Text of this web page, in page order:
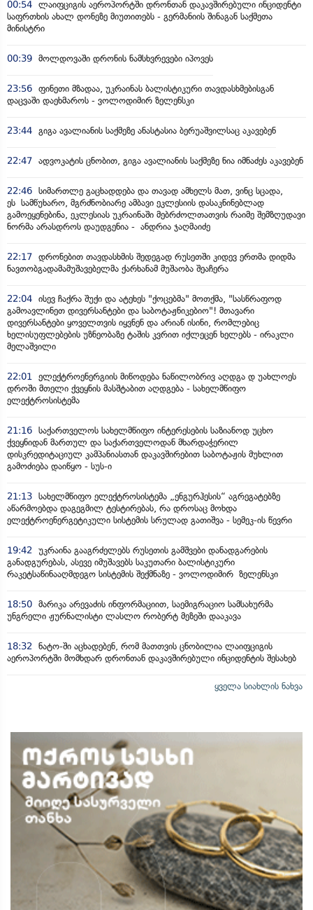
00:54 ლაიფციგის აეროპორტში დრონთან დაკავშირებული ინციდენტი
საფრთხის ახალ დონეზე მიუთითებს - გერმანიის შინაგან საქმეთა
მინისტრი
00:39 მოლდოვაში დრონის ნამსხვრევები იპოვეს
23:56 ფინეთი მზადაა, უკრაინას ბალისტიკური თავდასხმებისგან
დაცვაში დაეხმაროს - ვოლოდიმირ ზელენსკი
23:44 გიგა ავალიანის საქმეზე ანასტასია ბერუაშვილსაც აკავებენ
22:47 ადვოკატის ცნობით, გიგა ავალიანის საქმეზე ნია იმნაძეს აკავებენ
22:46 სიმართლე გაცხადდება და თავად ამხელს მათ, ვინც სცადა,
ეს სამწუხარო, მგრძნობიარე ამბავი ეკლესიის დასაკნინებლად
გამოეყენებინა, ეკლესიას უკრაინაში მებრძოლთათვის რაიმე შემზღუდავი
ნორმა არასდროს დაუდგენია - ანდრია ჯაღმაიძე
22:17 დრონებით თავდასხმის შედეგად რუსეთში კიდევ ერთმა დიდმა
ნავთობგადამამუშავებელმა ქარხანამ მუშაობა შეაჩერა
22:04 ისევ ჩაქრა შუქი და ატეხეს "ქოცებმა" მოთქმა, "სასწრაფოდ
გამოავლინეთ დივერსანტები და საბოტაჟნიკებიო"! მთავარი
დივერსანტები ყოველთვის იყვნენ და არიან ისინი, რომლებიც
ხელისუფლებების უზნეობაზე ტაშის კვრით იქლეცენ ხელებს - ირაკლი
მელაშვილი
22:01
ელექტროენერგიის მიწოდება ნაწილობრივ აღდგა დ უახლოეს
დროში მთელი ქვეყნის მასშტაბით აღდგება - სახელმწიფო
ელექტროსისტემა
21:16 საქართველოს სახელმწიფო ინტერესების საზიანოდ უცხო
ქვეყნიდან მართულ და საქართველოდან მხარდაჭერილ
დისკრედიტაციულ კამპანიასთან დაკავშირებით საბოტაჟის მუხლით
გამოძიება დაიწყო - სუს-ი
21:13 სახელმწიფო ელექტროსისტემა „ენგურჰესის“ აგრეგატებზე
აწარმოებდა დაგეგმილ ტესტირებას, რა დროსაც მოხდა
ელექტროენერგეტიკული სისტემის სრულად გათიშვა - სემეკ-ის წევრი
19:42
უკრაინა გააგრძელებს რუსეთის გამშვები დანადგარების
განადგურებას, ასევე იმუშავებს საკუთარი ბალისტიკური
რაკეტსაწინააღმდეგო სისტემის შექმნაზე - ვოლოდიმირ ზელენსკი
18:50 მარიკა არევაძის ინფორმაციით, საემიგრაციო სამსახურმა
უნგრელი ჟურნალისტი ლასლო რობერტ მეზეში დააკავა
18:32
ნატო-ში აცხადებენ, რომ მათთვის ცნობილია ლაიფციგის
აეროპორტში მომხდარ დრონთან დაკავშირებული ინციდენტის შესახებ
ყველა სიახლის ნახვა